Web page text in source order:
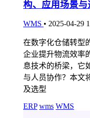
构、应用场景
WMS • 2025-04-29
在数字化仓储转型
企业提升物流效率
息技术的桥梁，它
与人员协作？本文
及选型
ERP wms WMS